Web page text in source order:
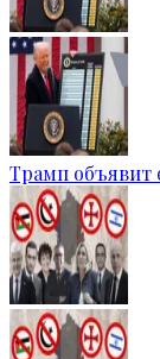
Трамп объявит